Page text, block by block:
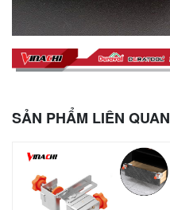
SẢN PHẨM LIÊN QUAN